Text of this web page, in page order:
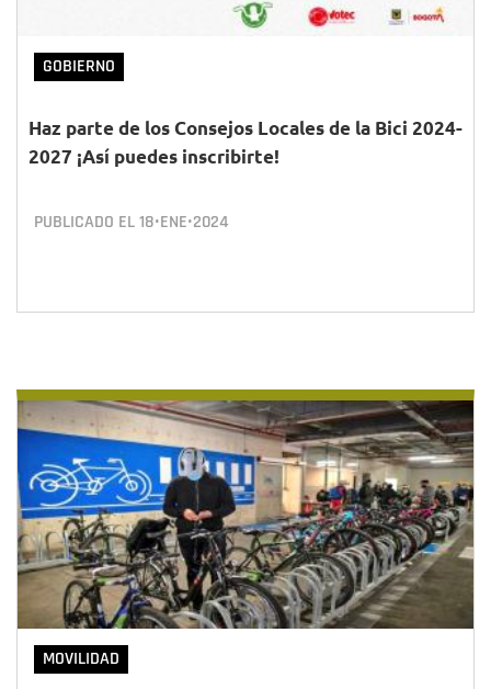
GOBIERNO
Haz parte de los Consejos Locales de la Bici 2024-
2027 ¡Así puedes inscribirte!
PUBLICADO EL18•ENE•2024
MOVILIDAD